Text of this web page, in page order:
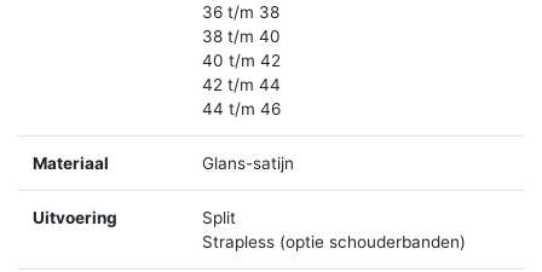
36 t/m 38
38 t/m 40
40 t/m 42
42 t/m 44
44 t/m 46
Materiaal Glans-satijn
Uitvoering
Split
Strapless (optie schouderbanden)